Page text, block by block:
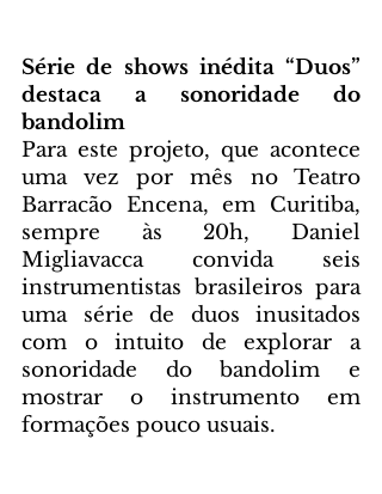
Série de shows inédita “Duos”
destaca a sonoridade do
bandolim
Para este projeto, que acontece
uma vez por mês no Teatro
Barracão Encena, em Curitiba,
sempre às 20h, Daniel
Migliavacca convida seis
instrumentistas brasileiros para
uma série de duos inusitados
com o intuito de explorar a
sonoridade do bandolim e
mostrar o instrumento em
formações pouco usuais.